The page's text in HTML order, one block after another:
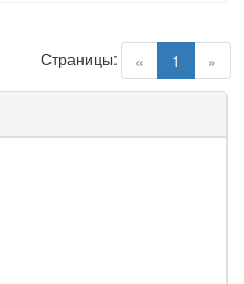
« 1 (current)
»
Страницы: